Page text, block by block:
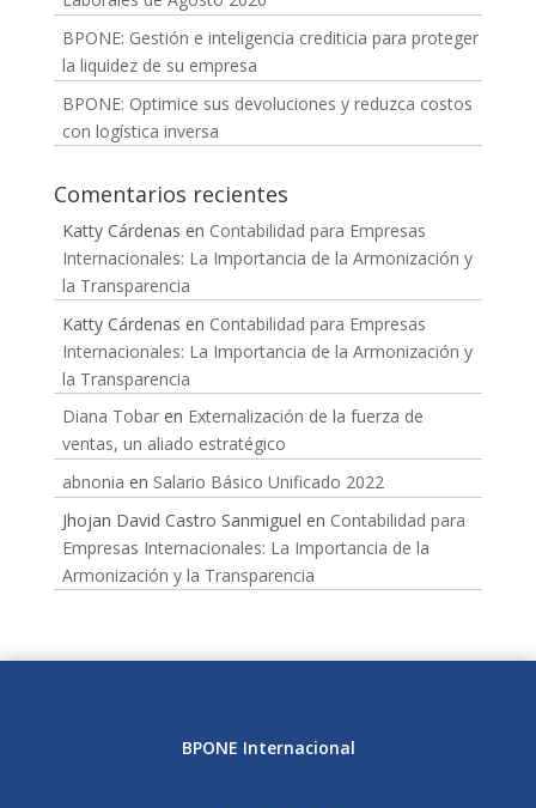
BPONE: Gestión e inteligencia crediticia para proteger
la liquidez de su empresa
BPONE: Optimice sus devoluciones y reduzca costos
con logística inversa
Comentarios recientes
Katty Cárdenas en Contabilidad para Empresas
Internacionales: La Importancia de la Armonización y
la Transparencia
Katty Cárdenas en Contabilidad para Empresas
Internacionales: La Importancia de la Armonización y
la Transparencia
Diana Tobaren Externalización de la fuerza de
ventas, un aliado estratégico
abnonia en Salario Básico Unificado 2022
Jhojan David Castro Sanmiguel en Contabilidad para
Empresas Internacionales: La Importancia de la
Armonización y la Transparencia
BPONE Internacional